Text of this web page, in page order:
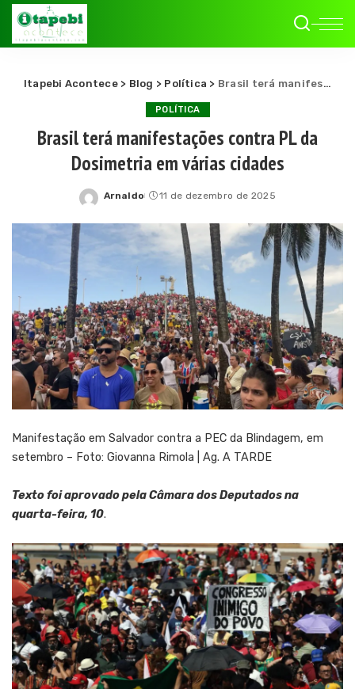
Itapebi Acontece> Blog > Política > Brasil terá manifestações contra PL da Dosimetria em várias cidades
POLÍTICA
Brasil terá manifestações contra PL da
Dosimetria em várias cidades
Posted
Arnaldo 11 de dezembro de 2025
Manifestação em Salvador contra a PEC da Blindagem, em
setembro – Foto: Giovanna Rimola | Ag. A TARDE
Texto foi aprovado pela Câmara dos Deputados na
quarta-feira, 10.